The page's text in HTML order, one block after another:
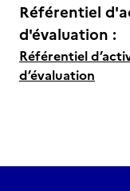
Référentiel
d'évaluation :
Référentiel
d’évaluation